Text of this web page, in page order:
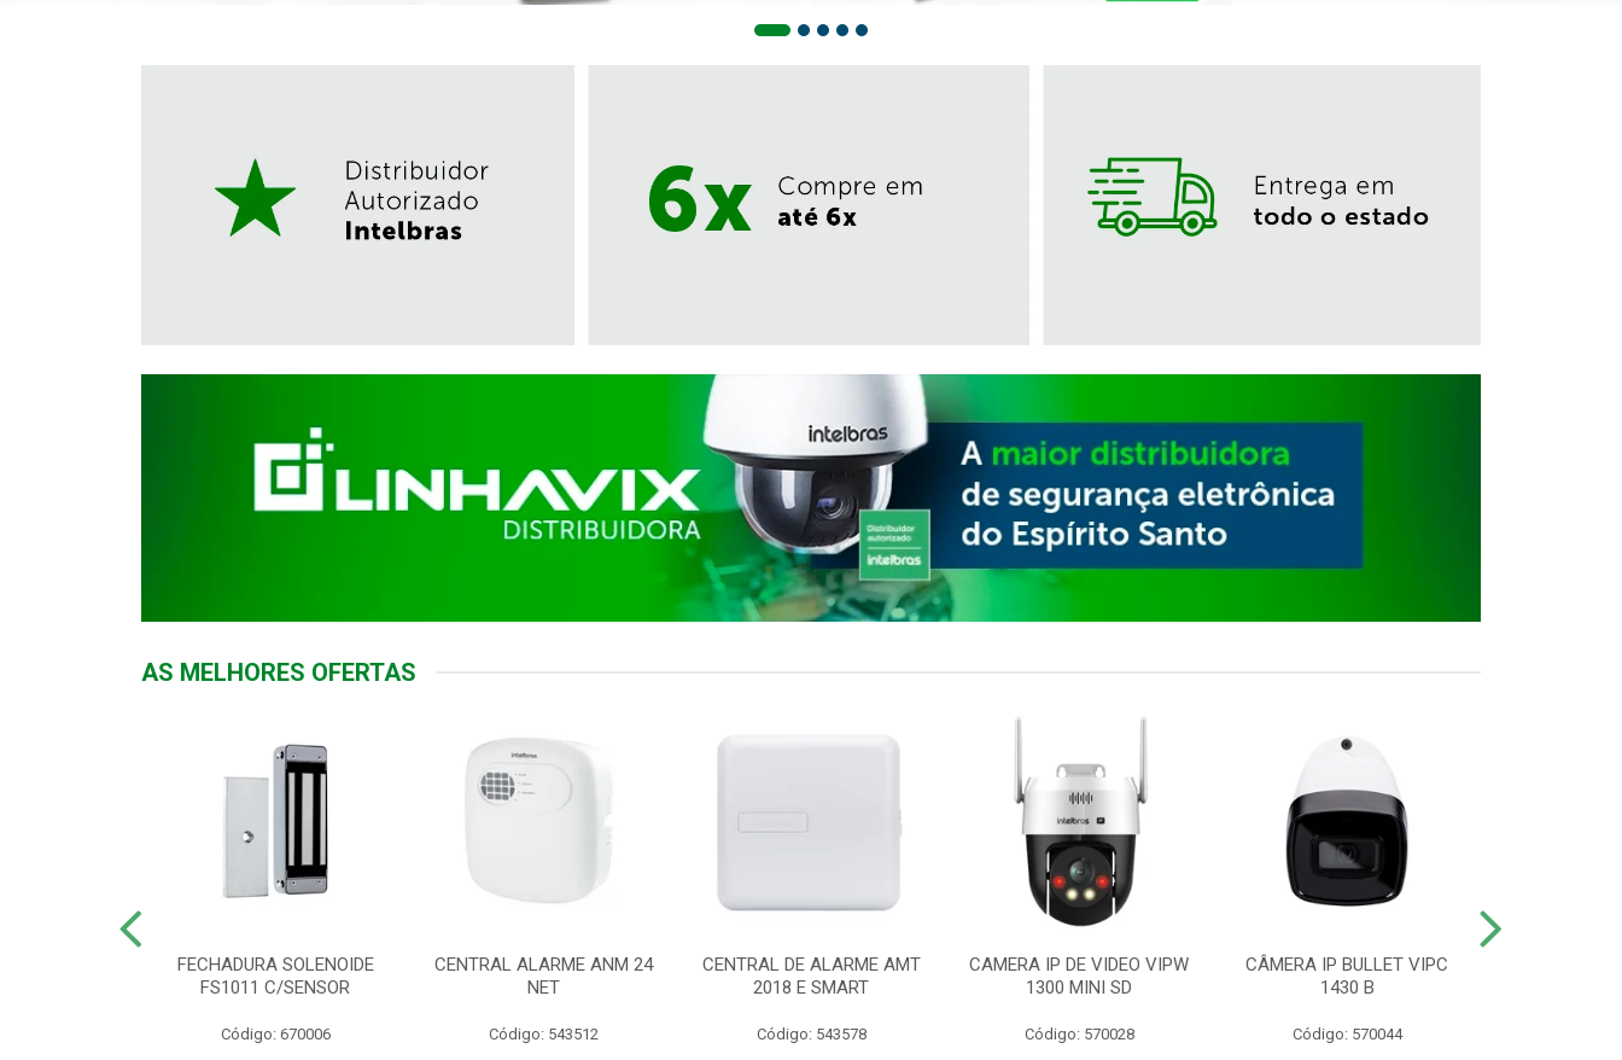
AS MELHORES OFERTAS
FECHADURA SOLENOIDE
FS1011 C/SENSOR
Código: 670006
CENTRAL ALARME ANM 24
NET
Código: 543512
CENTRAL DE ALARME AMT
2018 E SMART
Código: 543578
CAMERA IP DE VIDEO VIPW
1300 MINI SD
Código: 570028
CÂMERA IP BULLET VIPC
1430 B
Código: 570044